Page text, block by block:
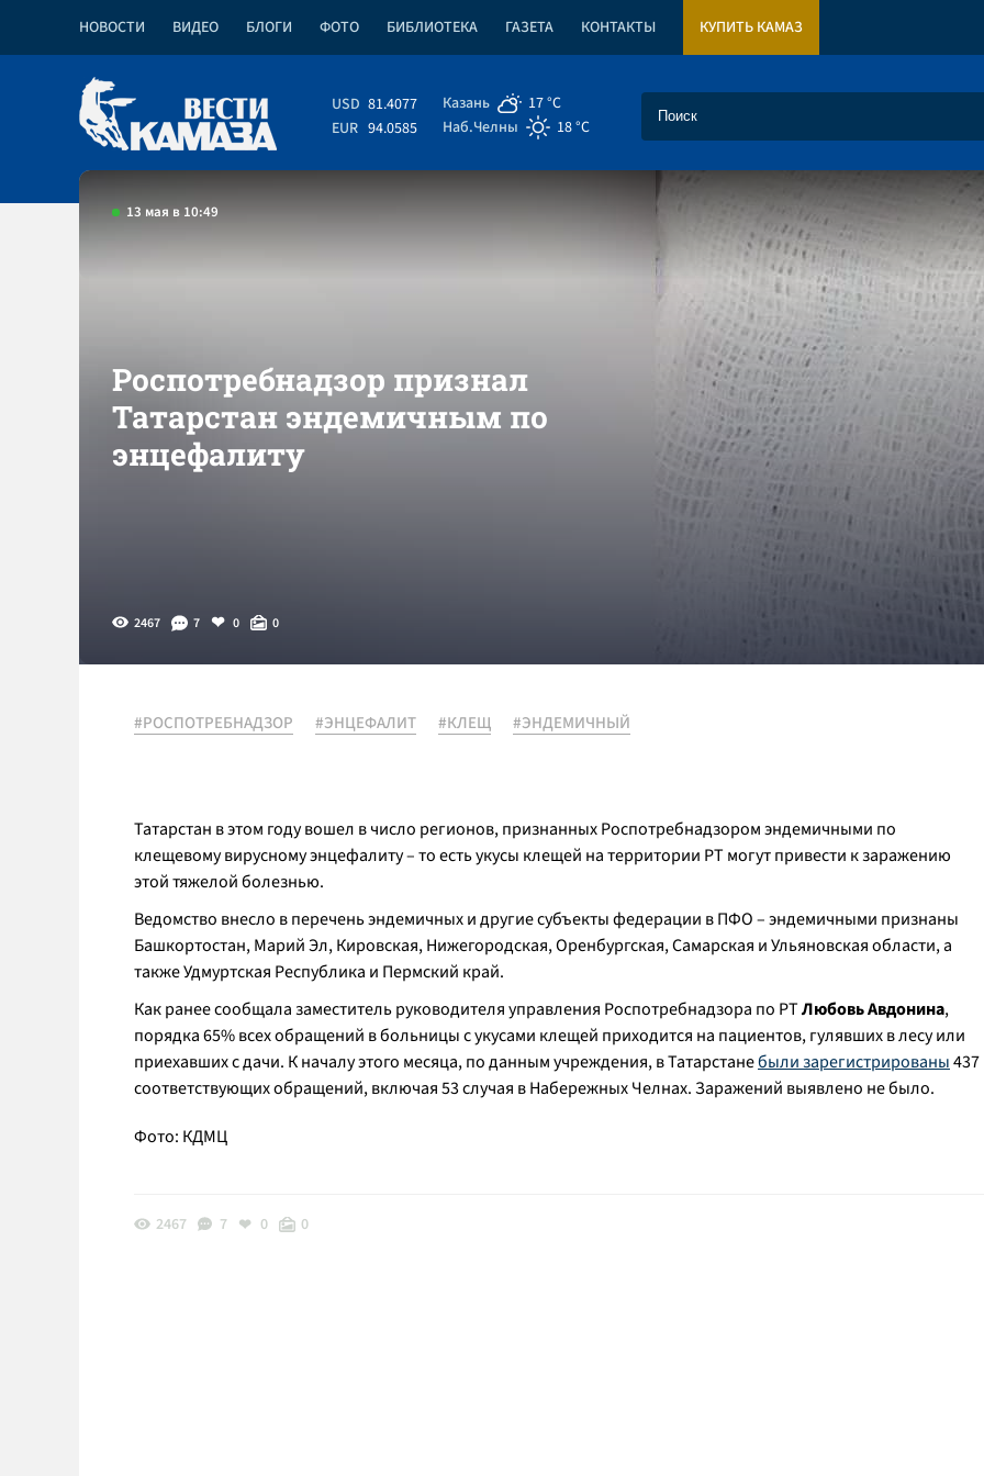
НОВОСТИ ВИДЕО БЛОГИ ФОТО БИБЛИОТЕКА ГАЗЕТА КОНТАКТЫ КУПИТЬ КАМАЗ
USD 81.4077
EUR 94.0585
Казань
17 °C
Наб.Челны
18 °C
13 мая в 10:49
Роспотребнадзор признал
Татарстан эндемичным по
энцефалиту
2467 7 0 0
#РОСПОТРЕБНАДЗОР #ЭНЦЕФАЛИТ #КЛЕЩ #ЭНДЕМИЧНЫЙ
Татарстан в этом году вошел в число регионов, признанных Роспотребнадзором эндемичными по
клещевому вирусному энцефалиту – то есть укусы клещей на территории РТ могут привести к заражению
этой тяжелой болезнью.
Ведомство внесло в перечень эндемичных и другие субъекты федерации в ПФО – эндемичными признаны
Башкортостан, Марий Эл, Кировская, Нижегородская, Оренбургская, Самарская и Ульяновская области, а
также Удмуртская Республика и Пермский край.
Как ранее сообщала заместитель руководителя управления Роспотребнадзора по РТЛюбовь Авдонина,
порядка 65% всех обращений в больницы с укусами клещей приходится на пациентов, гулявших в лесу или
приехавших с дачи. К началу этого месяца, по данным учреждения, в Татарстанебыли зарегистрированы437
соответствующих обращений, включая 53 случая в Набережных Челнах. Заражений выявлено не было.
Фото: КДМЦ
2467 7 0 0